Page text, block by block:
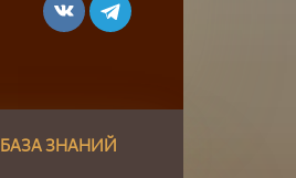
БАЗА ЗНАНИЙ